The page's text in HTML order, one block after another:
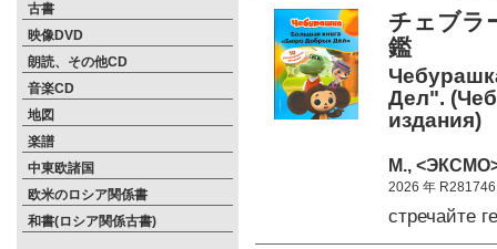
古書
映像DVD
朗読、その他CD
音楽CD
地図
楽譜
中東欧諸国
欧米のロシア関係書
和書(ロシア関係古書)
チェブラ
鑑
Дел".
издания)
М.,
2026 年 R281746
стречайте